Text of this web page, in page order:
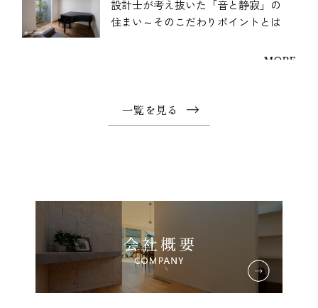
設計士が考え抜いた「音と静寂」の
住まい～そのこだわりポイントとは
MORE
2026.07.15
2026.07.09
子どもの成長に合わせて変化する子
ども部屋の作り方
一覧を見る